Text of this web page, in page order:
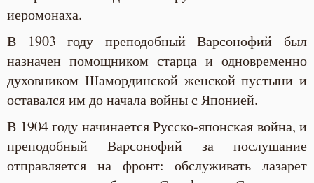
иеромонаха.
В 1903 году преподобный Варсонофий был
назначен помощником старца и одновременно
духовником Шамординской женской пустыни и
оставался им до начала войны с Японией.
В 1904 году начинается Русско-японская война, и
преподобный Варсонофий за послушание
отправляется на фронт: обслуживать лазарет